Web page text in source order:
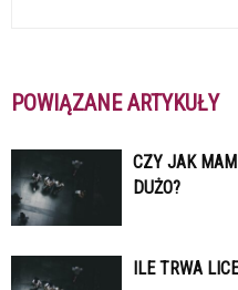
POWIĄZANE ARTYKUŁY
CZY JAK
DUŻO?
ILE TRWA